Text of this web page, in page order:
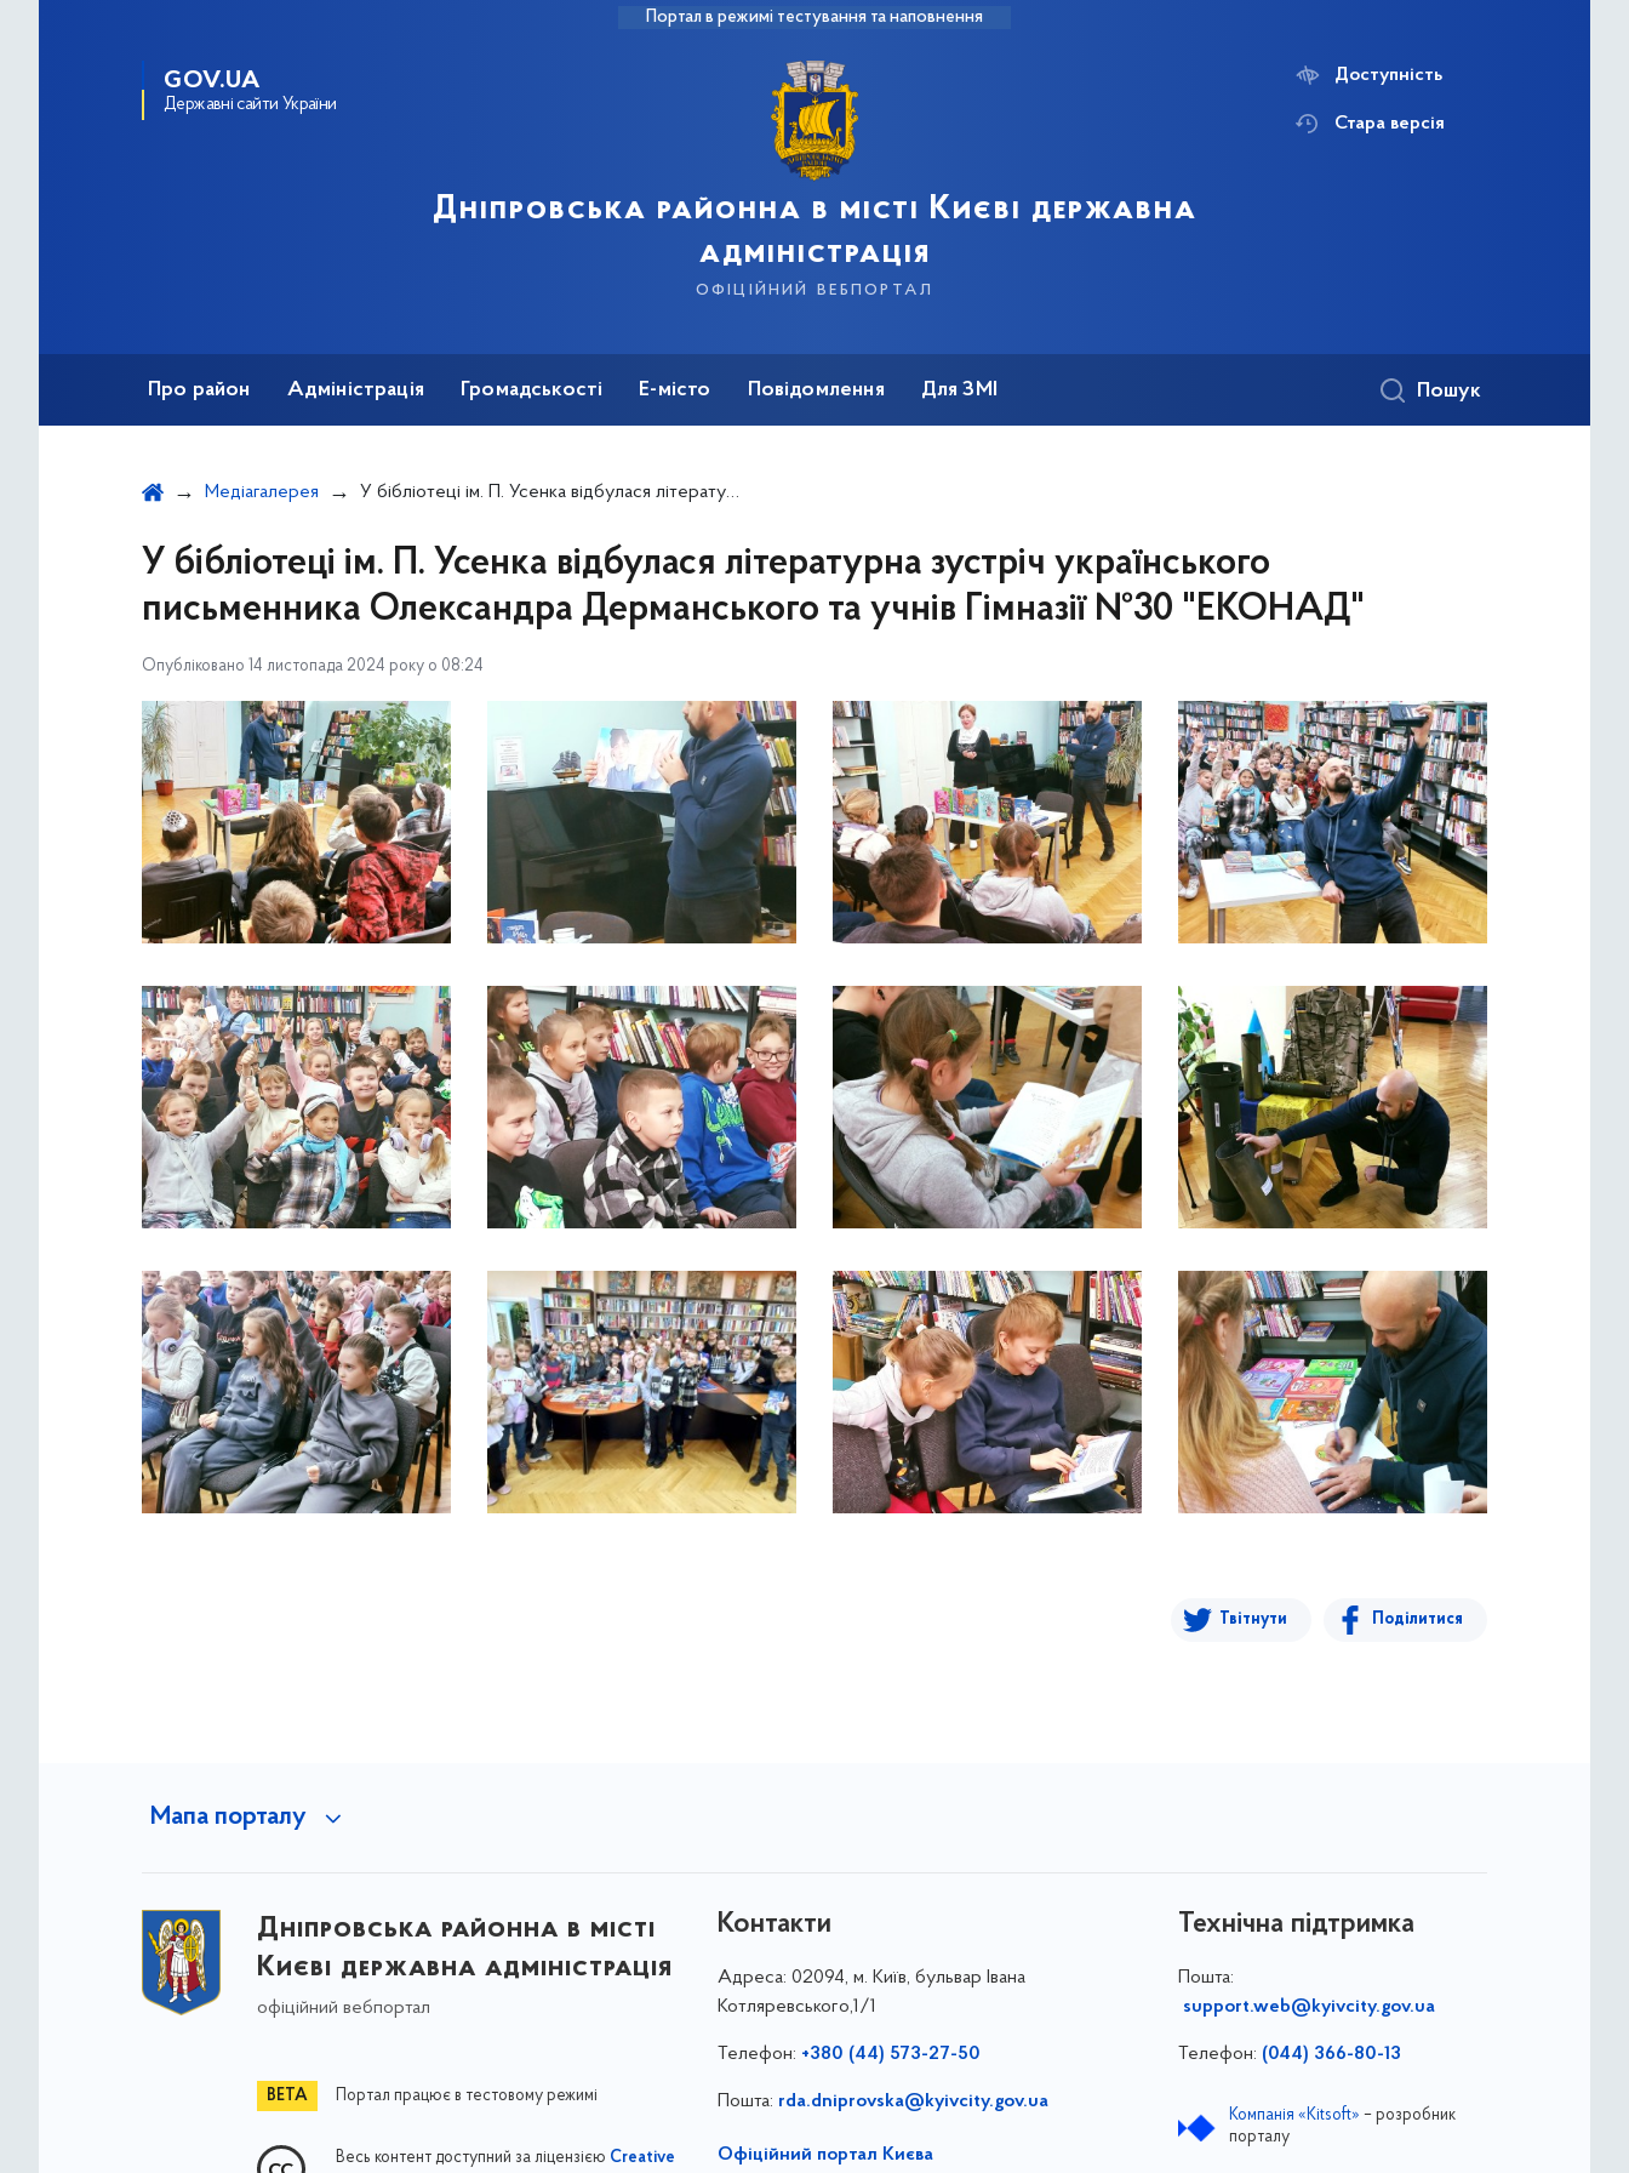
Портал в режимі тестування та наповнення
GOV.UA
Державні сайти України
Дніпровська районна в місті Києві державна
адміністрація
офіційний вебпортал
Доступність
Стара версія
Про район Адміністрація Громадськості Е-місто Повідомлення Для ЗМІ Пошук
Медіагалерея У бібліотеці ім. П. Усенка відбулася літературна зустріч українського письменника Олександра Дерманського та учнів Гімназії №30 "ЕКОНАД"
У бібліотеці ім. П. Усенка відбулася літературна зустріч українського
письменника Олександра Дерманського та учнів Гімназії №30 "ЕКОНАД"
Опубліковано 14 листопада 2024 року о 08:24
Твітнути Поділитися
Мапа порталу
Дніпровська районна в місті
Києві державна адміністрація
офіційний вебпортал
Портал працює в тестовому режимі
Весь контент доступний за ліцензією Creative
Контакти
Адреса: 02094, м. Київ, бульвар Івана
Котляревського,1/1
Телефон: +380 (44) 573-27-50
Пошта: rda.dniprovska@kyivcity.gov.ua
Офіційний портал Києва
Технічна підтримка
Пошта:
support.web@kyivcity.gov.ua
Телефон: (044) 366-80-13
Компанія «Kitsoft» – розробник
порталу